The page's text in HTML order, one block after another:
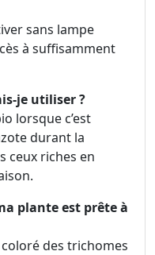
sans lampe
à suffisamment
je utiliser ?
lorsque c’est
durant la
ceux riches en
plante est prête à
des trichomes